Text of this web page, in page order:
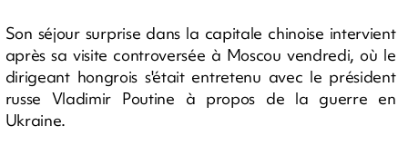
Son séjour surprise dans la capitale chinoise intervient
après sa visite controversée à Moscou vendredi, où le
dirigeant hongrois s'était entretenu avec le président
russe Vladimir Poutine à propos de la guerre en
Ukraine.